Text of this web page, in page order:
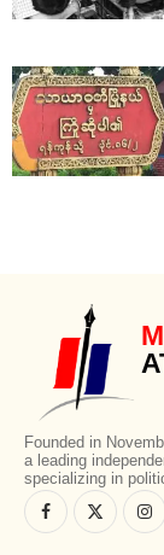
Founded in
a leading
specializing in